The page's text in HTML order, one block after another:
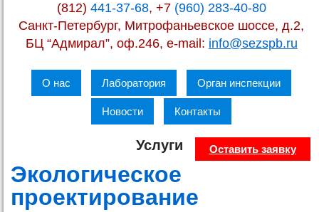
(812) 441-37-68, +7 (960) 283-40-80
Санкт-Петербург, Митрофаньевское шоссе, д.2,
БЦ “Адмирал”, оф.246, e-mail: info@sezspb.ru
О нас Лаборатория Орган инспекции
Новости Контакты
Услуги Оставить заявку
Экологическое
проектирование